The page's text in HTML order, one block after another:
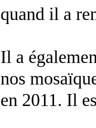
quand il a
Il a
nos
en 2011. Il